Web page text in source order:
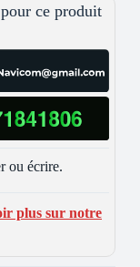
pour ce produit
ou écrire.
plus sur notre